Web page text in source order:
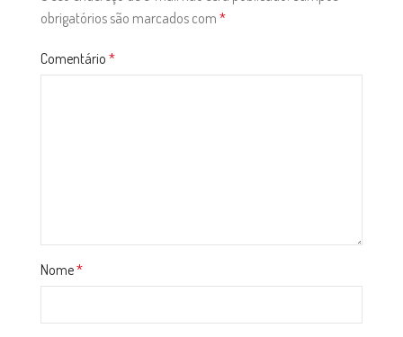
obrigatórios são marcados com *
Comentário *
Nome*